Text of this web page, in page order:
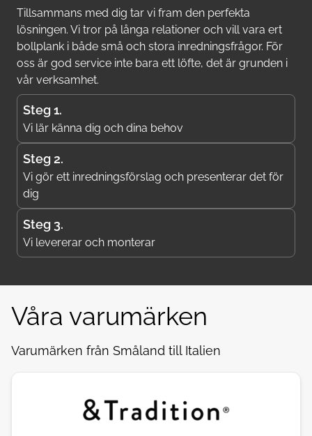
Tillsammans med dig tar vi fram den perfekta
lösningen. Vi tror på långa relationer och vill vara ert
bollplank i både små och stora inredningsfrågor. För
oss är god service inte bara ett löfte, det är grunden i
vår verksamhet.
Steg 1.
Vi lär känna dig och dina behov
Steg 2.
Vi gör ett inredningsförslag och presenterar det för
dig
Steg 3.
Vi levererar och monterar
Våra varumärken
Varumärken från Småland till Italien